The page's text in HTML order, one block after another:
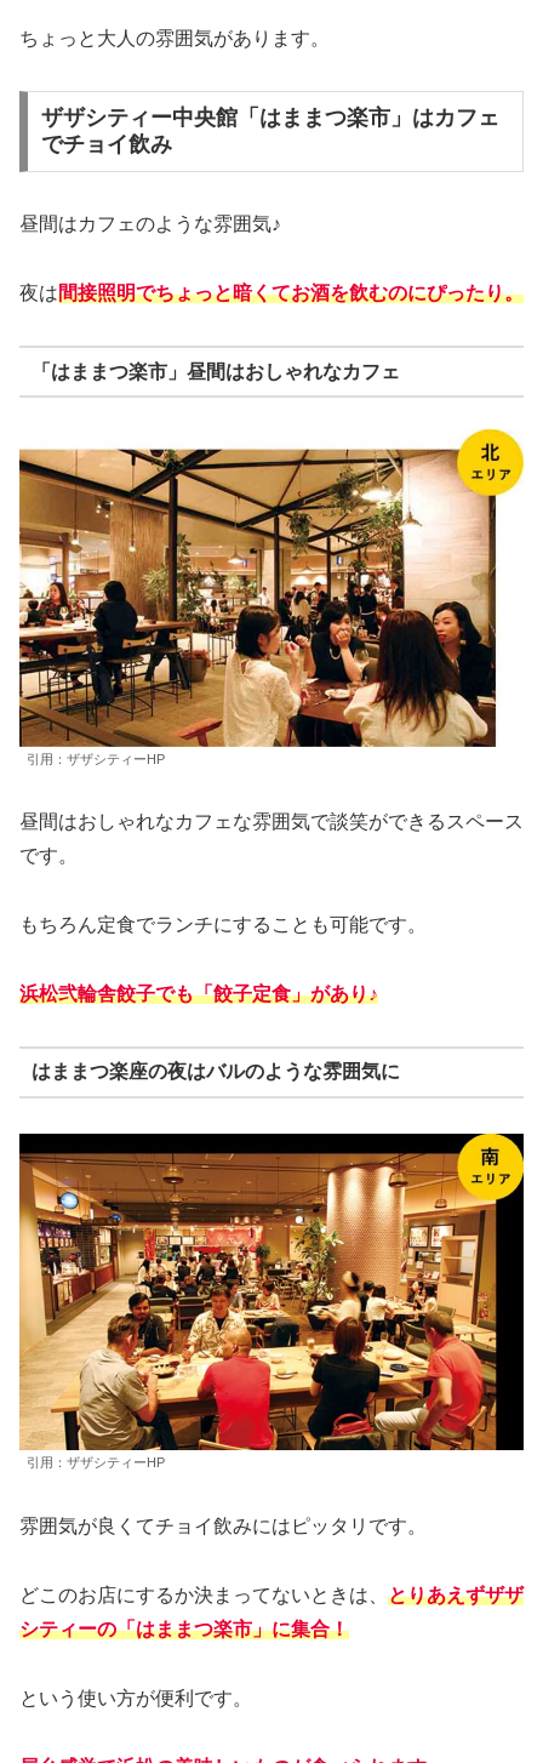
ちょっと大人の雰囲気があります。
ザザシティー中央館「はままつ楽市」はカフェ
でチョイ飲み
昼間はカフェのような雰囲気♪
夜は間接照明でちょっと暗くてお酒を飲むのにぴったり。
「はままつ楽市」昼間はおしゃれなカフェ
引用：ザザシティーHP
昼間はおしゃれなカフェな雰囲気で談笑ができるスペース
です。
もちろん定食でランチにすることも可能です。
浜松弐輪舎餃子でも「餃子定食」があり♪
はままつ楽座の夜はバルのような雰囲気に
引用：ザザシティーHP
雰囲気が良くてチョイ飲みにはピッタリです。
どこのお店にするか決まってないときは、 とりあえずザザ
シティーの「はままつ楽市」に集合！
という使い方が便利です。